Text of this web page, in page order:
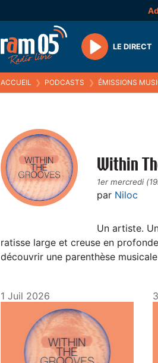
Play
LE DIRECT
ACCUEIL ❯ PODCASTS ❯ ÉMISSIONS
Within
1er mercredi
par Niloc
Un artiste.
ratisse large et creuse en
découvrir une parenthèse
1 Juil 2026